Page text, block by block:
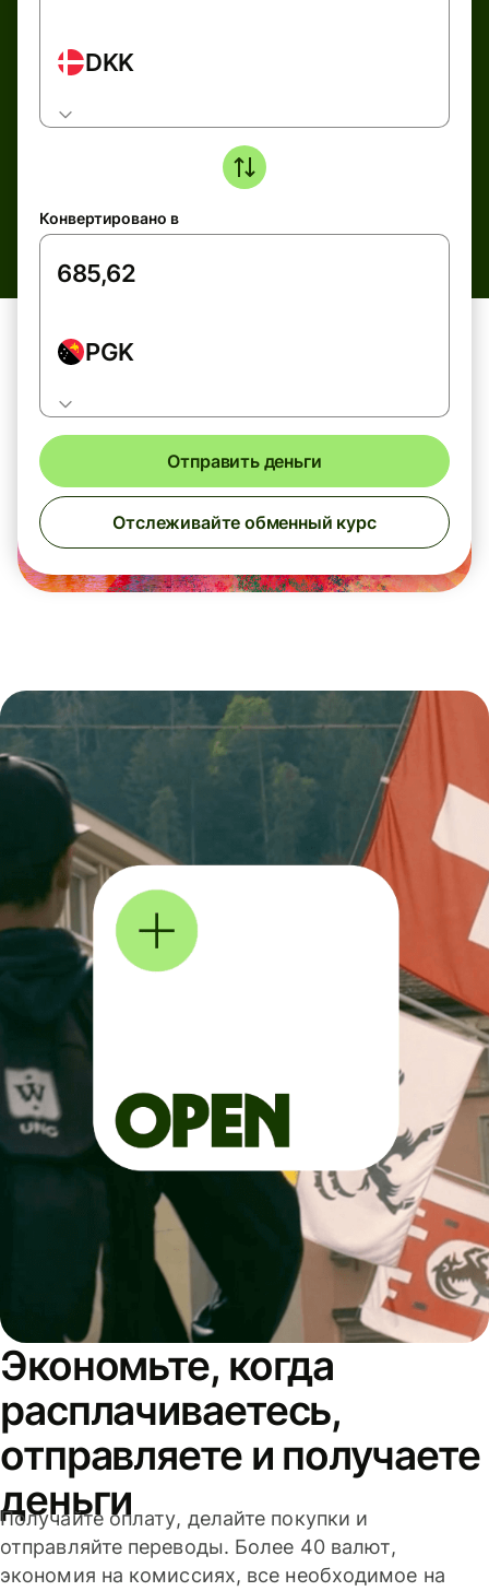
DKK
Конвертировано в
PGK
Отправить деньги
Отслеживайте обменный курс
Экономьте, когда
расплачиваетесь,
отправляете и получаете
деньги
Получайте оплату, делайте покупки и
отправляйте переводы. Более 40 валют,
экономия на комиссиях, все необходимое на